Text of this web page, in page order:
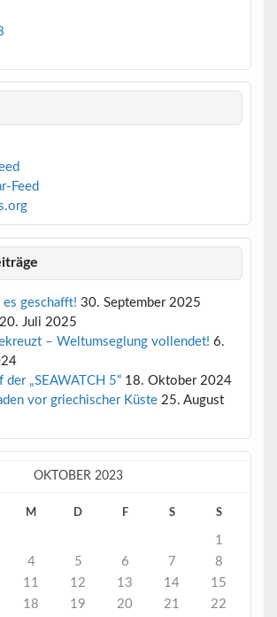
Feed
geschafft! 30. September 2025
20. Juli 2025
– Weltumseglung vollendet! 6.
der „SEAWATCH 5“ 18. Oktober 2024
vor griechischer Küste 25. August
OKTOBER 2023
M D F S S
1
4 5 6 7
8
11 12 13 14
15
18 19 20 21
22